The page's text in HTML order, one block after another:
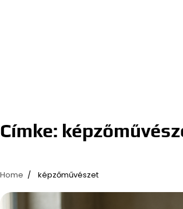
Címke:
Home képzőművészet